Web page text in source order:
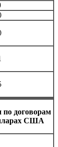
по договорам
США